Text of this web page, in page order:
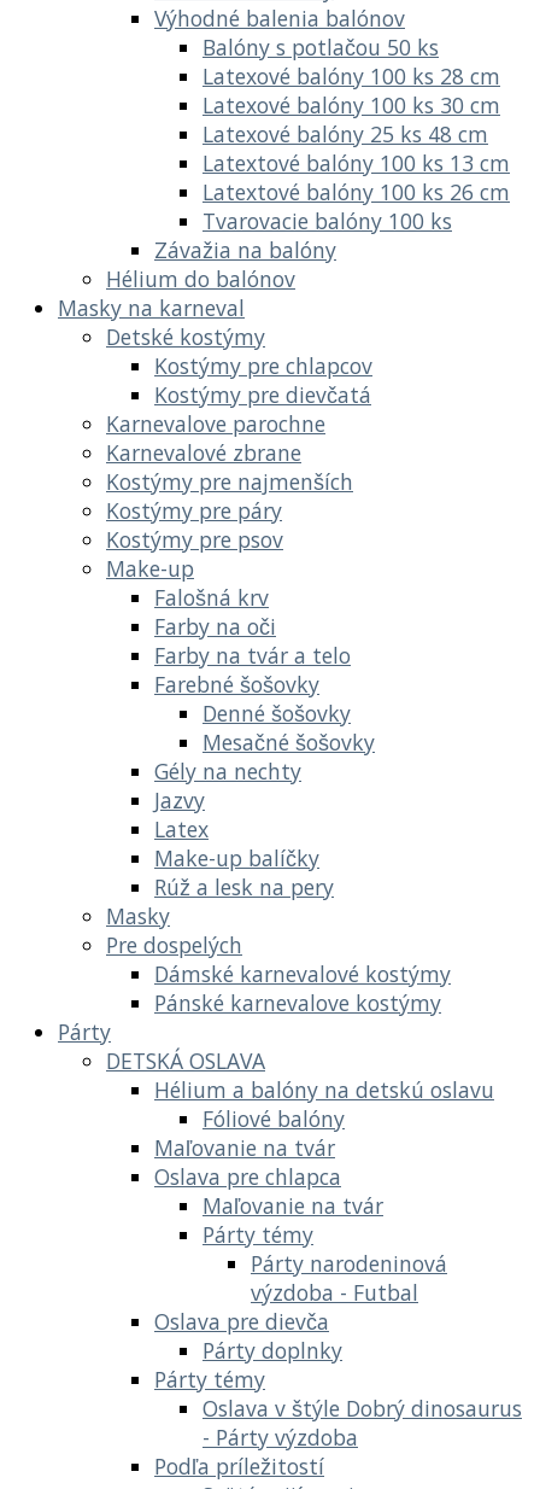
Výhodné balenia balónov
Balóny s potlačou 50 ks
Latexové balóny 100 ks 28 cm
Latexové balóny 100 ks 30 cm
Latexové balóny 25 ks 48 cm
Latextové balóny 100 ks 13 cm
Latextové balóny 100 ks 26 cm
Tvarovacie balóny 100 ks
Závažia na balóny
Hélium do balónov
Masky na karneval
Detské kostýmy
Kostýmy pre chlapcov
Kostýmy pre dievčatá
Karnevalove parochne
Karnevalové zbrane
Kostýmy pre najmenších
Kostýmy pre páry
Kostýmy pre psov
Make-up
Falošná krv
Farby na oči
Farby na tvár a telo
Farebné šošovky
Denné šošovky
Mesačné šošovky
Gély na nechty
Jazvy
Latex
Make-up balíčky
Rúž a lesk na pery
Masky
Pre dospelých
Dámské karnevalové kostýmy
Pánské karnevalove kostýmy
Párty
DETSKÁ OSLAVA
Hélium a balóny na detskú oslavu
Fóliové balóny
Maľovanie na tvár
Oslava pre chlapca
Maľovanie na tvár
Párty témy
Párty narodeninová
výzdoba - Futbal
Oslava pre dievča
Párty doplnky
Párty témy
Oslava v štýle Dobrý dinosaurus
- Párty výzdoba
Podľa príležitostí